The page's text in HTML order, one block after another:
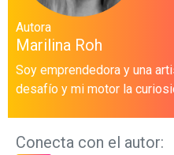
Autora
Marilina Roh
Soy emprendedora y una
desafío y mi motor la
Conecta con el autor: